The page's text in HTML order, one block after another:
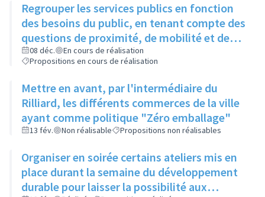
Regrouper les services publics en fonction
des besoins du public, en tenant compte des
questions de proximité, de mobilité et de
fracture numérique des citoyens
08 déc.
En cours de réalisation
Propositions en cours de réalisation
Mettre en avant, par l'intermédiaire du
Rilliard, les différents commerces de la ville
ayant comme politique "Zéro emballage"
13 fév. Non réalisable Propositions non réalisables
Organiser en soirée certains ateliers mis en
place durant la semaine du développement
durable pour laisser la possibilité aux